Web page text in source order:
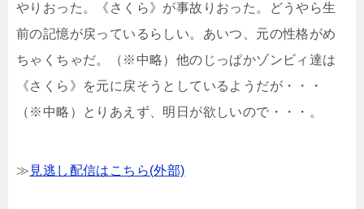
やりおった。《さくら》が事故りおった。どうやら生
前の記憶が戻っているらしい。あいつ、元の性格がめ
ちゃくちゃだ。（※中略）他のじっぱかゾンビィ達は
《さくら》を元に戻そうとしているようだが・・・
（※中略）とりあえず、明日が欲しいので・・・。
≫ 見逃し配信はこちら(外部)